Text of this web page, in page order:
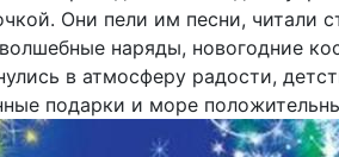
Они пели им песни, читали
наряды, новогодние
в атмосферу радости,
подарки и море